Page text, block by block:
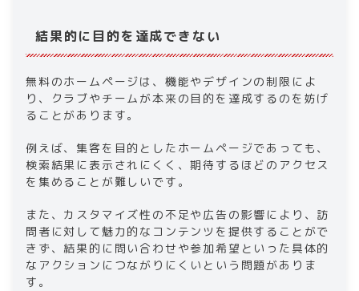
結果的に目的を達成できない
無料のホームページは、機能やデザインの制限によ
り、クラブやチームが本来の目的を達成するのを妨げ
ることがあります。
例えば、集客を目的としたホームページであっても、
検索結果に表示されにくく、期待するほどのアクセス
を集めることが難しいです。
また、カスタマイズ性の不足や広告の影響により、訪
問者に対して魅力的なコンテンツを提供することがで
きず、結果的に問い合わせや参加希望といった具体的
なアクションにつながりにくいという問題がありま
す。